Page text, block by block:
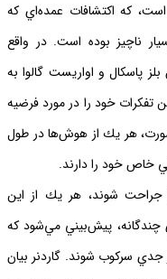
كه اكتشافات عمده‌اي كه
ناچيز بوده است. در واقع
پاسكال و اواريست گالوا به
تفكرات خود را در مورد فرضيه
هر يك از هوش‌ها در طول
خاص خود را دارند.
شوند، هر يك از اين
پيش‌بيني مي‌شود كه
سركوب شوند. گاردنر بيان